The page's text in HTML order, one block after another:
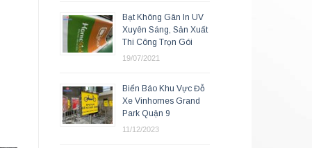
Bạt Không Gân In UV
Xuyên Sáng, Sản Xuất
Thi Công Trọn Gói
19/07/2021
Biển Báo Khu Vực Đỗ
Xe Vinhomes Grand
Park Quận 9
11/12/2023